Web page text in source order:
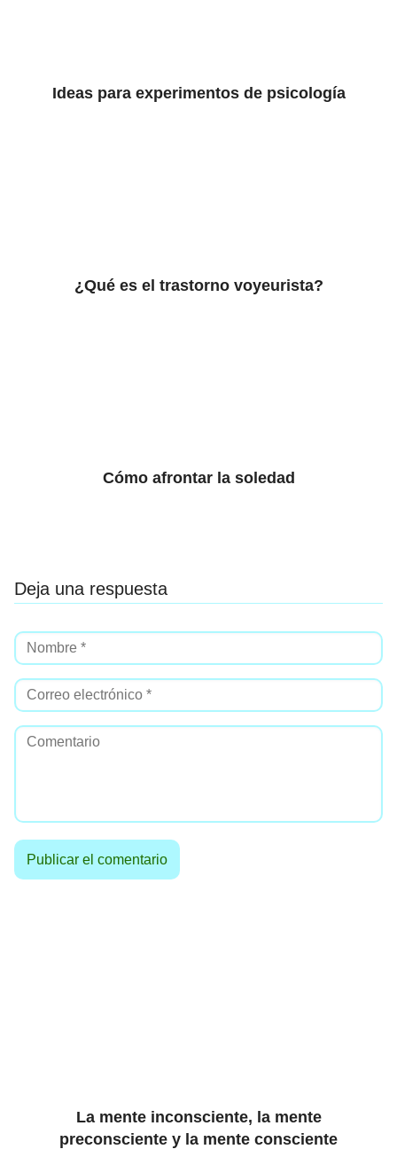
Ideas para experimentos de psicología
¿Qué es el trastorno voyeurista?
Cómo afrontar la soledad
Deja una respuesta
La mente inconsciente, la mente
preconsciente y la mente consciente